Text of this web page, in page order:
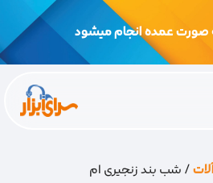
عمده انجام میشود
/ شب بند زنجیری ام